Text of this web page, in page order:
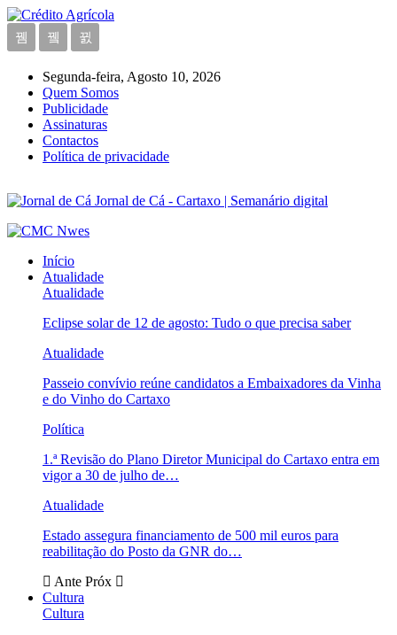
Segunda-feira, Agosto 10, 2026
Quem Somos
Publicidade
Assinaturas
Contactos
Política de privacidade
Jornal de Cá - Cartaxo | Semanário digital
Início
Atualidade
Atualidade
Eclipse solar de 12 de agosto: Tudo o que precisa saber
Atualidade
Passeio convívio reúne candidatos a Embaixadores da Vinha
e do Vinho do Cartaxo
Política
1.ª Revisão do Plano Diretor Municipal do Cartaxo entra em
vigor a 30 de julho de…
Atualidade
Estado assegura financiamento de 500 mil euros para
reabilitação do Posto da GNR do…
Ante Próx
Cultura
Cultura